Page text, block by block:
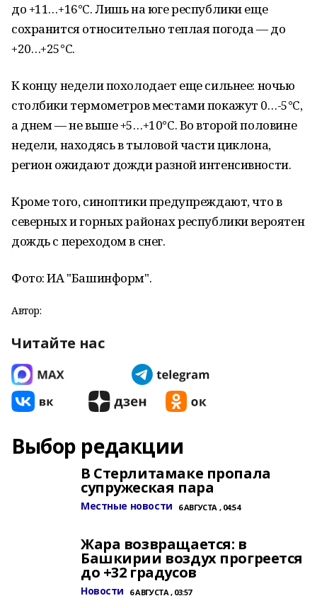
до +11…+16°C. Лишь на юге республики еще
сохранится относительно теплая погода — до
+20…+25°C.
К концу недели похолодает еще сильнее: ночью
столбики термометров местами покажут 0…-5°C,
а днем — не выше +5…+10°C. Во второй половине
недели, находясь в тыловой части циклона,
регион ожидают дожди разной интенсивности.
Кроме того, синоптики предупреждают, что в
северных и горных районах республики вероятен
дождь с переходом в снег.
Фото: ИА "Башинформ".
Автор:
Читайте нас
Выбор редакции
В Стерлитамаке пропала
супружеская пара
Местные новости 6 АВГУСТА , 04:54
Жара возвращается: в
Башкирии воздух прогреется
до +32 градусов
Новости 6 АВГУСТА , 03:57